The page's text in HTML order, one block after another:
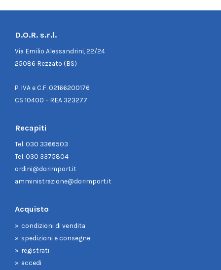
D.O.R. s.r.l.
Via Emilio Alessandrini, 22/24
25086 Rezzato (BS)
P. IVA e C.F. 02166200176
CS 10400 – REA 323277
Recapiti
Tel.030 3366503
Tel.030 3375804
ordini@dorimport.it
amministrazione@dorimport.it
Acquisto
condizioni di vendita
spedizioni e consegne
registrati
accedi